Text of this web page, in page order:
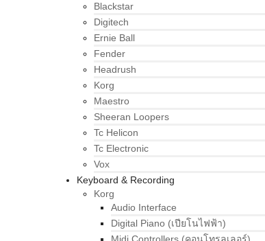
Blackstar
Digitech
Ernie Ball
Fender
Headrush
Korg
Maestro
Sheeran Loopers
Tc Helicon
Tc Electronic
Vox
Keyboard & Recording
Korg
Audio Interface
Digital Piano (เปียโนไฟฟ้า)